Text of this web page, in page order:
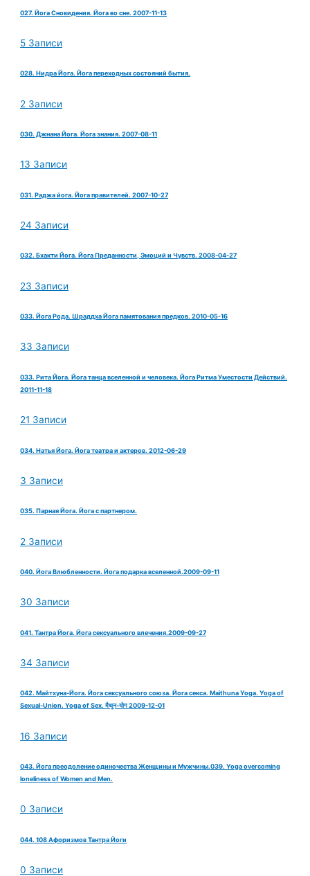
027. Йога Сновидения. Йога во сне. 2007-11-13
5 Записи
028. Нидра Йога. Йога переходных состояний бытия.
2 Записи
030. Джнана Йога. Йога знания. 2007-08-11
13 Записи
031. Раджа йога. Йога правителей. 2007-10-27
24 Записи
032. Бхакти Йога. Йога Преданности, Эмоций и Чувств. 2008-04-27
23 Записи
033. Йога Рода. Шраддха Йога памятования предков. 2010-05-16
33 Записи
033. Рита Йога. Йога танца вселенной и человека. Йога Ритма Уместости Действий.
2011-11-18
21 Записи
034. Натья Йога. Йога театра и актеров. 2012-06-29
3 Записи
035. Парная Йога. Йога с партнером.
2 Записи
040. Йога Влюбленности. Йога подарка вселенной.2009-09-11
30 Записи
041. Тантра Йога. Йога сексуального влечения.2009-09-27
34 Записи
042. Майтхуна-Йога. Йога сексуального союза. Йога секса. Maithuna Yoga. Yoga of
Sexual-Union. Yoga of Sex. मैथुन-योग 2009-12-01
16 Записи
043. Йога преодоление одиночества Женщины и Мужчины.039. Yoga overcoming
loneliness of Women and Men.
0 Записи
044. 108 Афоризмов Тантра Йоги
0 Записи